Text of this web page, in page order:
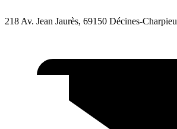
218 Av. Jean Jaurès, 69150 Décines-Charpieu